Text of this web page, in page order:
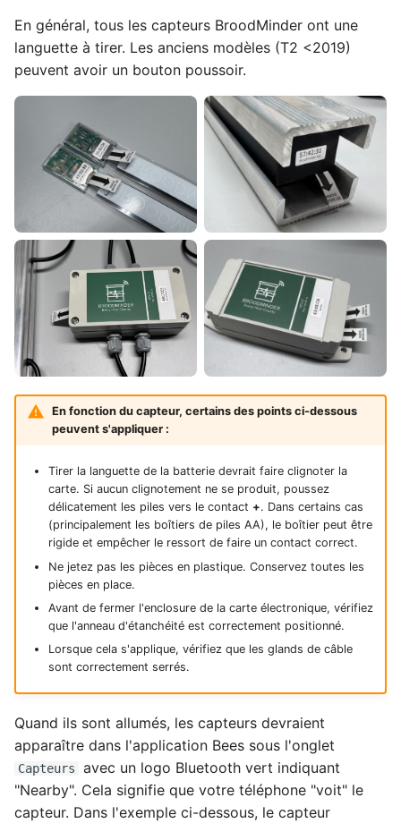
En général, tous les capteurs BroodMinder ont une
languette à tirer. Les anciens modèles (T2 <2019)
peuvent avoir un bouton poussoir.
En fonction du capteur, certains des points ci-dessous
peuvent s'appliquer :
Tirer la languette de la batterie devrait faire clignoter la
carte. Si aucun clignotement ne se produit, poussez
délicatement les piles vers le contact +. Dans certains cas
(principalement les boîtiers de piles AA), le boîtier peut être
rigide et empêcher le ressort de faire un contact correct.
Ne jetez pas les pièces en plastique. Conservez toutes les
pièces en place.
Avant de fermer l'enclosure de la carte électronique, vérifiez
que l'anneau d'étanchéité est correctement positionné.
Lorsque cela s'applique, vérifiez que les glands de câble
sont correctement serrés.
Quand ils sont allumés, les capteurs devraient
apparaître dans l'application Bees sous l'onglet
Capteurs
avec un logo Bluetooth vert indiquant
"Nearby". Cela signifie que votre téléphone "voit" le
capteur. Dans l'exemple ci-dessous, le capteur